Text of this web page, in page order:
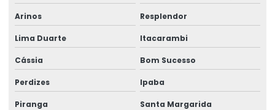
Arinos Resplendor
Lima Duarte Itacarambi
Cássia Bom Sucesso
Perdizes Ipaba
Piranga Santa Margarida